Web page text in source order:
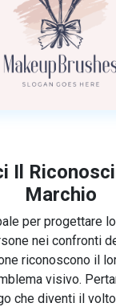
Il
Marchio
per progettare
nei confronti
riconoscono il
visivo.
che diventi il